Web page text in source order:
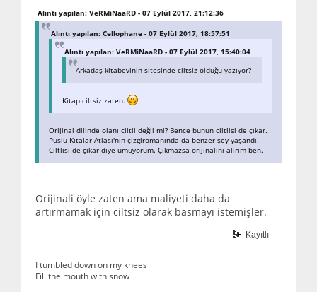
Alıntı yapılan: VeRMiNaaRD - 07 Eylül 2017, 21:12:36
Alıntı yapılan: Cellophane - 07 Eylül 2017, 18:57:51
Alıntı yapılan: VeRMiNaaRD - 07 Eylül 2017, 15:40:04
Arkadaş kitabevinin sitesinde ciltsiz olduğu yazıyor?
Kitap ciltsiz zaten.
Orijinal dilinde olanı ciltli değil mi? Bence bunun ciltlisi de çıkar.
Puslu Kıtalar Atlası'nın çizgiromanında da benzer şey yaşandı.
Ciltlisi de çıkar diye umuyorum. Çıkmazsa orijinalini alırım ben.
Orijinali öyle zaten ama maliyeti daha da
artırmamak için ciltsiz olarak basmayı istemişler.
Kayıtlı
I tumbled down on my knees
Fill the mouth with snow